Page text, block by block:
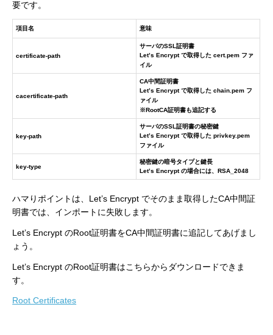
要です。
項目名 意味
certificate-path
サーバのSSL証明書
Let’s Encrypt で取得した cert.pem ファ
イル
cacertificate-path
CA中間証明書
Let’s Encrypt で取得した chain.pem フ
ァイル
※RootCA証明書も追記する
key-path
サーバのSSL証明書の秘密鍵
Let’s Encrypt で取得した privkey.pem
ファイル
key-type
秘密鍵の暗号タイプと鍵長
Let’s Encrypt の場合には、RSA_2048
ハマりポイントは、Let’s Encrypt でそのまま取得したCA中間証
明書では、インポートに失敗します。
Let’s Encrypt のRoot証明書をCA中間証明書に追記してあげまし
ょう。
Let’s Encrypt のRoot証明書はこちらからダウンロードできま
す。
Root Certificates